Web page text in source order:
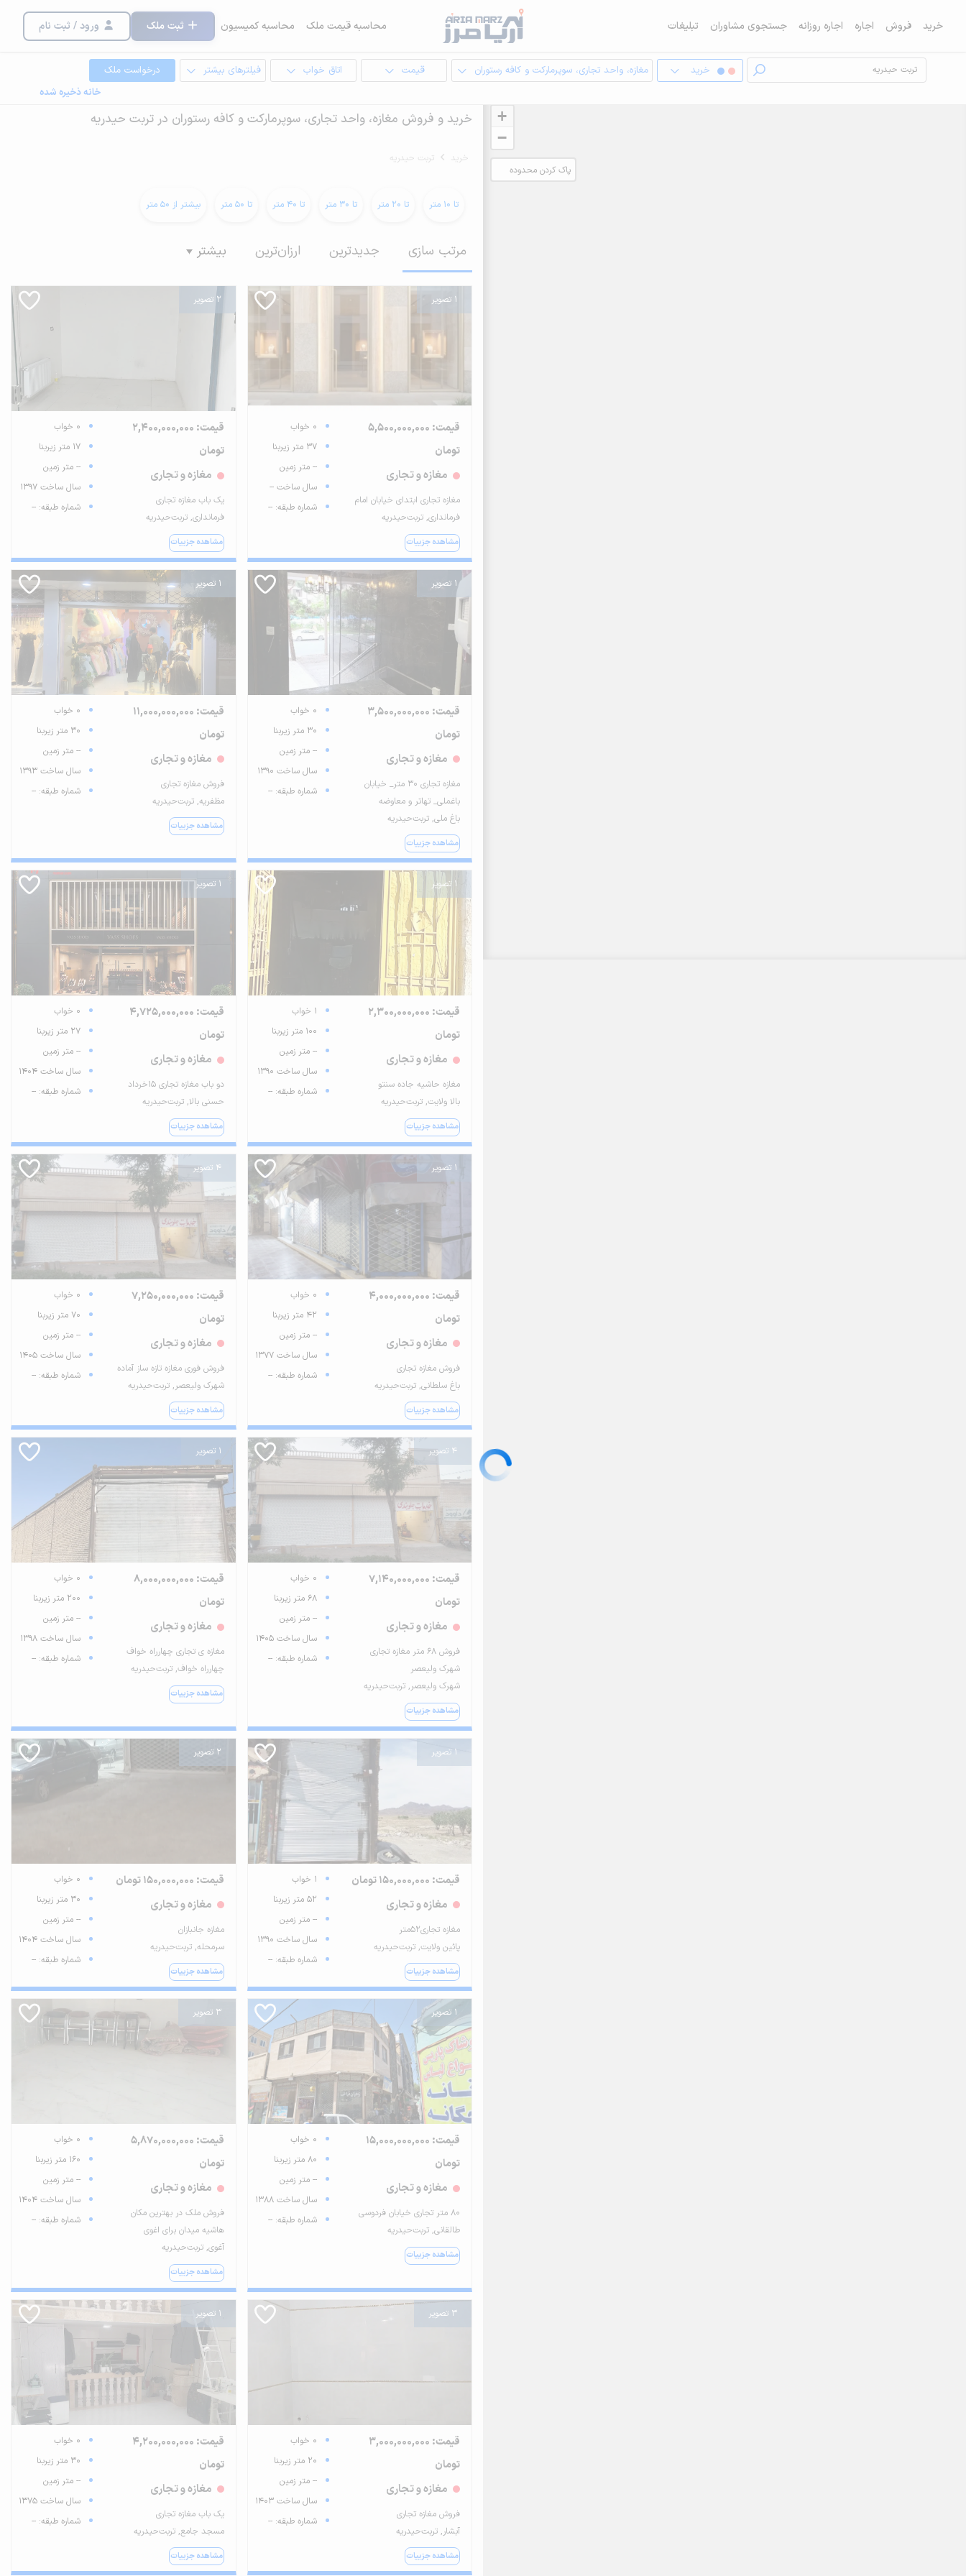
خرید فروش اجاره اجاره روزانه جستجوی مشاوران تبلیغات محاسبه قیمت ملک محاسبه کمیسیون ثبت ملک ورود / ثبت نام
خرید مغازه، واحد تجاری، سوپرمارکت و کافه رستوران قیمت اتاق خواب فیلترهای بیشتر
درخواست ملک
خانه ذخیره شده
+
−
پاک کردن محدوده
خرید و فروش مغازه، واحد تجاری، سوپرمارکت و کافه رستوران در تربت حیدریه
خرید تربت حیدریه
تا 10 متر تا 20 متر تا 30 متر تا 40 متر تا 50 متر بیشتر از 50 متر
مرتب سازی جدیدترین ارزان‌ترین بیشتر
1 تصویر
قیمت: 5,500,000,000
تومان
مغازه و تجاری
مغازه تجاری ابتدای خیابان امام
فرمانداری, تربت‌حیدریه
مشاهده جزییات
0 خواب
37 متر زیربنا
-- متر زمین
سال ساخت --
شماره طبقه: --
2 تصویر
قیمت: 2,400,000,000
تومان
مغازه و تجاری
یک‌ باب مغازه تجاری
فرمانداری, تربت‌حیدریه
مشاهده جزییات
0 خواب
17 متر زیربنا
-- متر زمین
سال ساخت 1397
شماره طبقه: --
1 تصویر
قیمت: 3,500,000,000
تومان
مغازه و تجاری
مغازه تجاری 30 متر_ خیابان
باغملی_ تهاتر و معاوضه
باغ ملی, تربت‌حیدریه
مشاهده جزییات
0 خواب
30 متر زیربنا
-- متر زمین
سال ساخت 1390
شماره طبقه: --
1 تصویر
قیمت: 11,000,000,000
تومان
مغازه و تجاری
فروش مغازه تجاری
مظفریه, تربت‌حیدریه
مشاهده جزییات
0 خواب
30 متر زیربنا
-- متر زمین
سال ساخت 1393
شماره طبقه: --
1 تصویر
قیمت: 2,300,000,000
تومان
مغازه و تجاری
مغازه حاشیه جاده سنتو
بالا ولایت, تربت‌حیدریه
مشاهده جزییات
1 خواب
100 متر زیربنا
-- متر زمین
سال ساخت 1390
شماره طبقه: --
1 تصویر
قیمت: 4,725,000,000
تومان
مغازه و تجاری
دو باب مغازه تجاری ۱۵خرداد
حسنی بالا, تربت‌حیدریه
مشاهده جزییات
0 خواب
27 متر زیربنا
-- متر زمین
سال ساخت 1404
شماره طبقه: --
1 تصویر
قیمت: 4,000,000,000
تومان
مغازه و تجاری
فروش مغازه تجاری
باغ سلطانی, تربت‌حیدریه
مشاهده جزییات
0 خواب
42 متر زیربنا
-- متر زمین
سال ساخت 1377
شماره طبقه: --
4 تصویر
قیمت: 7,250,000,000
تومان
مغازه و تجاری
فروش فوری مغازه تازه ساز آماده
شهرک ولیعصر, تربت‌حیدریه
مشاهده جزییات
0 خواب
70 متر زیربنا
-- متر زمین
سال ساخت 1405
شماره طبقه: --
4 تصویر
قیمت: 7,140,000,000
تومان
مغازه و تجاری
فروش ۶۸ متر مغازه تجاری
شهرک ولیعصر
شهرک ولیعصر, تربت‌حیدریه
مشاهده جزییات
0 خواب
68 متر زیربنا
-- متر زمین
سال ساخت 1405
شماره طبقه: --
1 تصویر
قیمت: 8,000,000,000
تومان
مغازه و تجاری
مغازه ی تجاری چهارراه خواف
چهارراه خواف, تربت‌حیدریه
مشاهده جزییات
0 خواب
200 متر زیربنا
-- متر زمین
سال ساخت 1398
شماره طبقه: --
1 تصویر
قیمت: 150,000,000 تومان
مغازه و تجاری
مغازه تجاری52متر
پائین ولایت, تربت‌حیدریه
مشاهده جزییات
1 خواب
52 متر زیربنا
-- متر زمین
سال ساخت 1390
شماره طبقه: --
2 تصویر
قیمت: 150,000,000 تومان
مغازه و تجاری
مغازه جانبازان
سرمحله, تربت‌حیدریه
مشاهده جزییات
0 خواب
30 متر زیربنا
-- متر زمین
سال ساخت 1404
شماره طبقه: --
1 تصویر
قیمت: 15,000,000,000
تومان
مغازه و تجاری
80 متر تجاری خیابان فردوسی
طالقانی, تربت‌حیدریه
مشاهده جزییات
0 خواب
80 متر زیربنا
-- متر زمین
سال ساخت 1388
شماره طبقه: --
3 تصویر
قیمت: 5,870,000,000
تومان
مغازه و تجاری
فروش ملک در بهترین مکان
هاشیه میدان برای اغوی
آغوی, تربت‌حیدریه
مشاهده جزییات
0 خواب
160 متر زیربنا
-- متر زمین
سال ساخت 1404
شماره طبقه: --
3 تصویر
قیمت: 3,000,000,000
تومان
مغازه و تجاری
فروش مغازه تجاری
آبشار, تربت‌حیدریه
مشاهده جزییات
0 خواب
20 متر زیربنا
-- متر زمین
سال ساخت 1403
شماره طبقه: --
1 تصویر
قیمت: 4,200,000,000
تومان
مغازه و تجاری
یک باب مغازه تجاری
مسجد جامع, تربت‌حیدریه
مشاهده جزییات
0 خواب
30 متر زیربنا
-- متر زمین
سال ساخت 1375
شماره طبقه: --